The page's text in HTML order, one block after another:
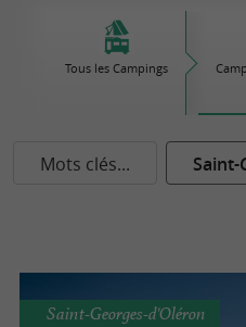
Tous les Campings
Mots clés...
Saint-Georges-d'Oléron